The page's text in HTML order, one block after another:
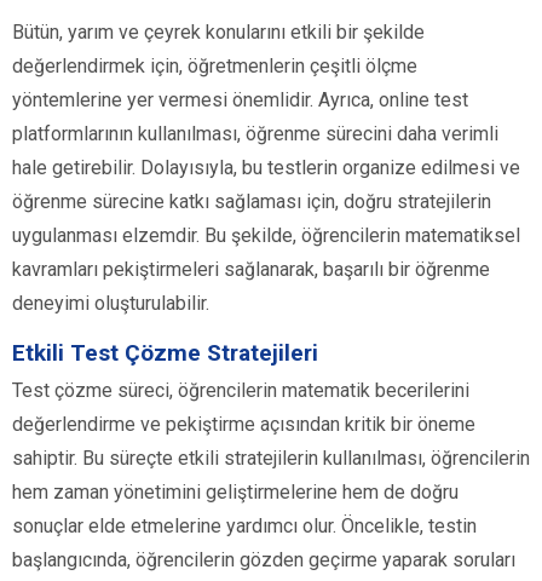
Bütün, yarım ve çeyrek konularını etkili bir şekilde
değerlendirmek için, öğretmenlerin çeşitli ölçme
yöntemlerine yer vermesi önemlidir. Ayrıca, online test
platformlarının kullanılması, öğrenme sürecini daha verimli
hale getirebilir. Dolayısıyla, bu testlerin organize edilmesi ve
öğrenme sürecine katkı sağlaması için, doğru stratejilerin
uygulanması elzemdir. Bu şekilde, öğrencilerin matematiksel
kavramları pekiştirmeleri sağlanarak, başarılı bir öğrenme
deneyimi oluşturulabilir.
Etkili Test Çözme Stratejileri
Test çözme süreci, öğrencilerin matematik becerilerini
değerlendirme ve pekiştirme açısından kritik bir öneme
sahiptir. Bu süreçte etkili stratejilerin kullanılması, öğrencilerin
hem zaman yönetimini geliştirmelerine hem de doğru
sonuçlar elde etmelerine yardımcı olur. Öncelikle, testin
başlangıcında, öğrencilerin gözden geçirme yaparak soruları